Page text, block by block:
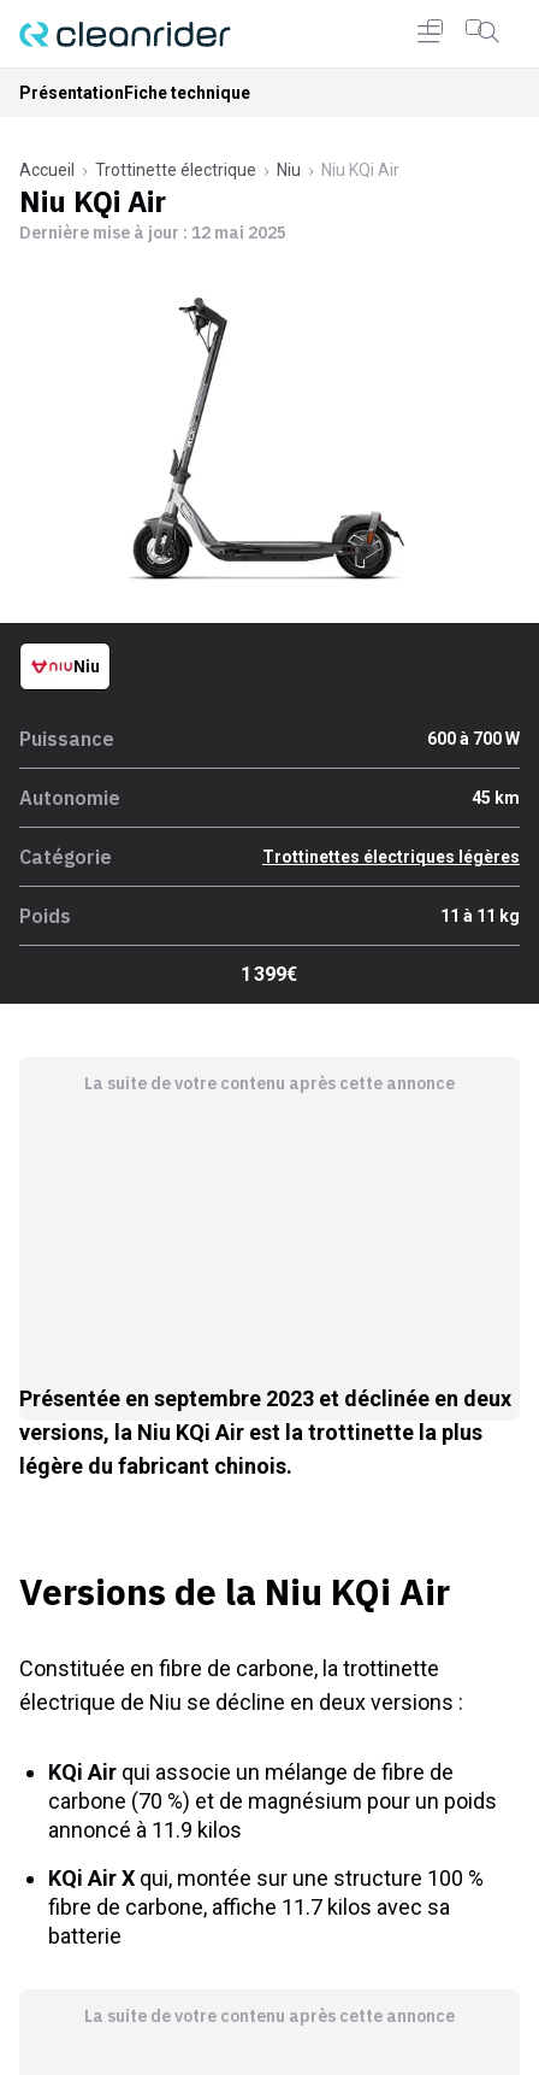
Présentation Fiche technique
Accueil Trottinette électrique Niu Niu KQi Air
Niu KQi Air
Dernière mise à jour : 12 mai 2025
Niu
Puissance 600 à 700 W
Autonomie 45 km
Catégorie Trottinettes électriques légères
Poids 11 à 11 kg
1 399€
La suite de votre contenu après cette annonce
Présentée en septembre 2023 et déclinée en deux
versions, la Niu KQi Air est la trottinette la plus
légère du fabricant chinois.
Versions de la Niu KQi Air
Constituée en fibre de carbone, la trottinette
électrique de Niu se décline en deux versions :
KQi Air qui associe un mélange de fibre de
carbone (70 %) et de magnésium pour un poids
annoncé à 11.9 kilos
KQi Air X qui, montée sur une structure 100 %
fibre de carbone, affiche 11.7 kilos avec sa
batterie
La suite de votre contenu après cette annonce